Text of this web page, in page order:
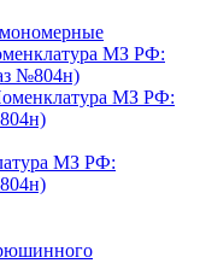
МЗ РФ:
№804н)
МЗ РФ:
МЗ РФ: